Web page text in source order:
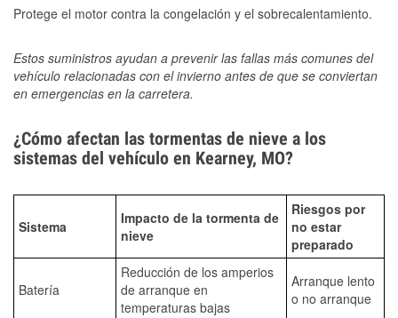
Protege el motor contra la congelación y el sobrecalentamiento.
Estos suministros ayudan a prevenir las fallas más comunes del
vehículo relacionadas con el invierno antes de que se conviertan
en emergencias en la carretera.
¿Cómo afectan las tormentas de nieve a los
sistemas del vehículo en Kearney, MO?
Sistema
Impacto de la tormenta de
nieve
Riesgos por
no estar
preparado
Batería
Reducción de los amperios
de arranque en
temperaturas bajas
Arranque lento
o no arranque